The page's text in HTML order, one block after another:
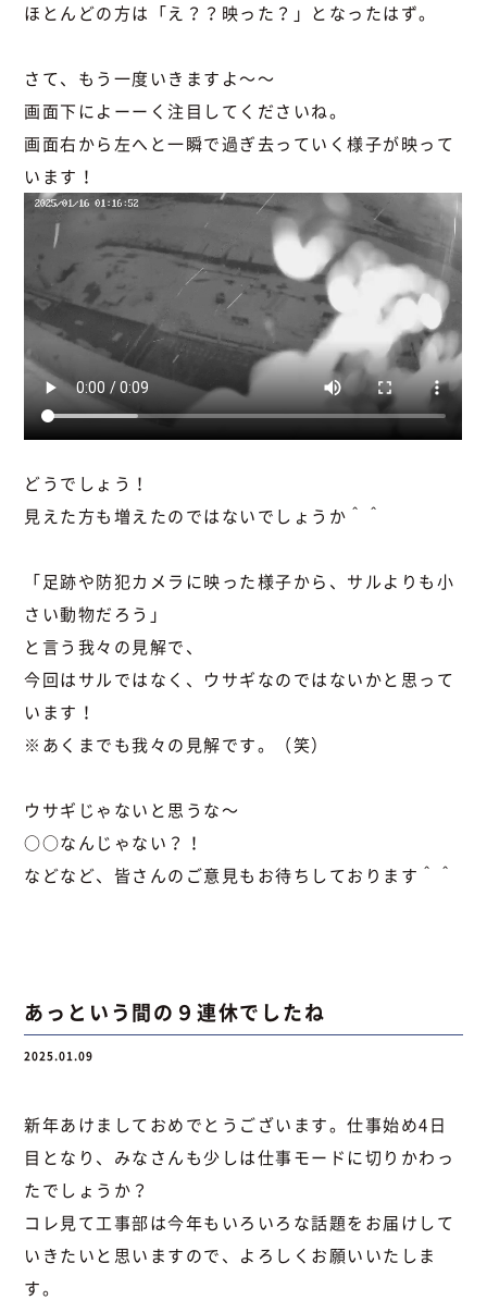
ほとんどの方は「え？？映った？」となったはず。
さて、もう一度いきますよ～～
画面下によーーく注目してくださいね。
画面右から左へと一瞬で過ぎ去っていく様子が映って
います！
どうでしょう！
見えた方も増えたのではないでしょうか＾＾
「足跡や防犯カメラに映った様子から、サルよりも小
さい動物だろう」
と言う我々の見解で、
今回はサルではなく、ウサギなのではないかと思って
います！
※あくまでも我々の見解です。（笑）
ウサギじゃないと思うな～
○○なんじゃない？！
などなど、皆さんのご意見もお待ちしております＾＾
あっという間の９連休でしたね
2025.01.09
新年あけましておめでとうございます。仕事始め4日
目となり、みなさんも少しは仕事モードに切りかわっ
たでしょうか？
コレ見て工事部は今年もいろいろな話題をお届けして
いきたいと思いますので、よろしくお願いいたしま
す。